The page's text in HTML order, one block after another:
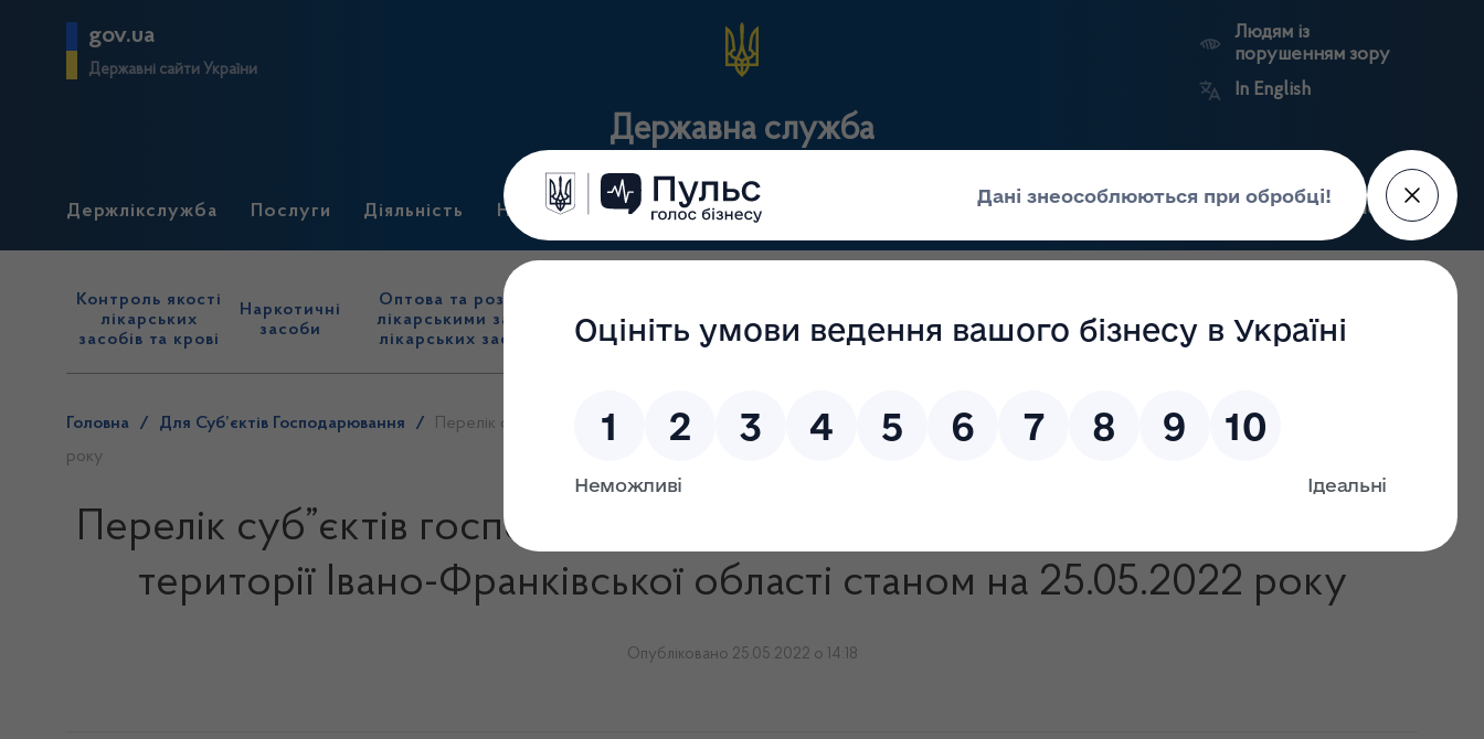
gov.ua
Державні сайти України
Державна служба
Людям із
порушенням зору
In English
Держлікслужба Послуги Діяльність Нормативні документи Для громадськості Прес-центр Пошук
Контроль якості
лікарських
засобів та крові
Наркотичні
засоби
Оптова та роздрібна торгівля
лікарськими засобами, імпорт
лікарських засобів (крім АФІ)
нагляд
(контроль)
засобів, крові та
сертифікація
нагляд
реєстри
портал
Держлікслужби
Головна / Для Суб’єктів Господарювання /
Перелік суб”єктів господарювання, які здійснюють відпуск інсулінів на території Івано-Франківської області станом на 25.05.2022
року
Перелік суб”єктів господарювання, які здійснюють відпуск інсулінів на
території Івано-Франківської області станом на 25.05.2022 року
Опубліковано 25.05.2022 о 14:18